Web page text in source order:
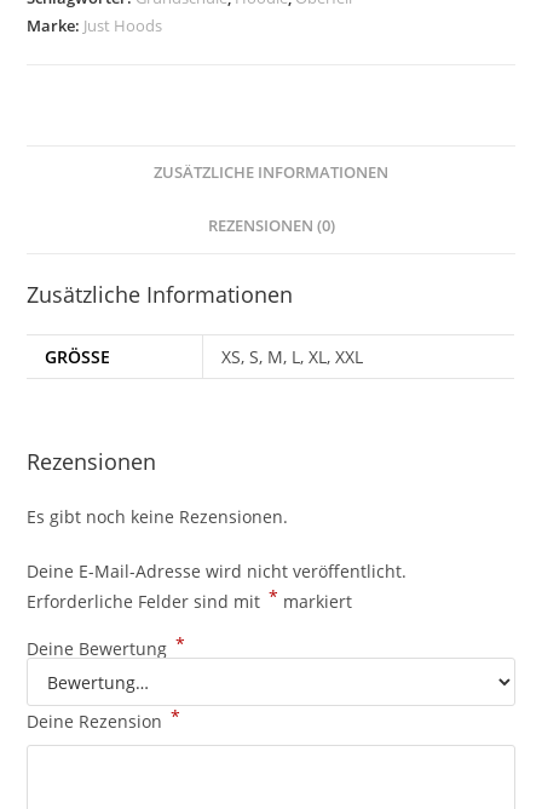
WEISS
Marke: Just Hoods
ZUSÄTZLICHE INFORMATIONEN
REZENSIONEN (0)
Zusätzliche Informationen
GRÖSSE XS, S, M, L, XL, XXL
Rezensionen
Es gibt noch keine Rezensionen.
Deine E-Mail-Adresse wird nicht veröffentlicht.
Erforderliche Felder sind mit * markiert
Deine Bewertung *
Deine Rezension *